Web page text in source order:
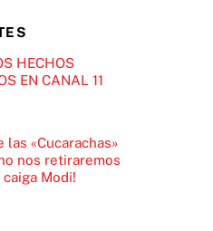
HECHOS
EN CANAL 11
las «Cucarachas»
nos retiraremos
Modi!